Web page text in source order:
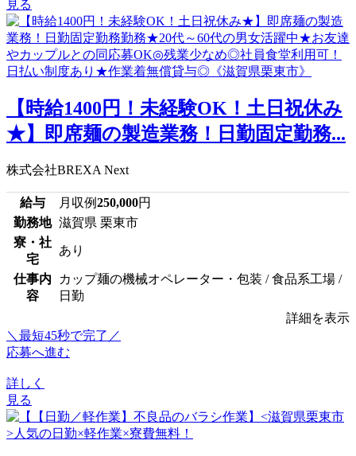
見る
【時給1400円！未経験OK！土日祝休み
★】即席麺の製造業務！日勤固定勤務...
株式会社BREXA Next
給与 月収例250,000円
勤務地 滋賀県 栗東市
寮・社
宅
あり
仕事内
容
カップ麺の機械オペレーター・包装 / 食品系工場 /
日勤
詳細を表示
＼最短45秒で完了／
応募へ進む
詳しく
見る